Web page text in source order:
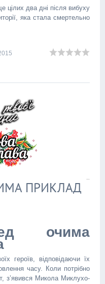
цілих два дні після вибуху
яка стала смертельно
ПРИКЛАД
очима
героїв, відповідаючи їх
часу. Коли потрібно
з’явився Микола Миклухо-